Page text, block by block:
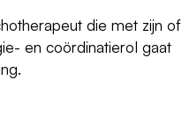
die met zijn of
en coördinatierol gaat